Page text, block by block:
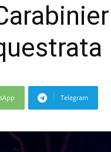
Telegram